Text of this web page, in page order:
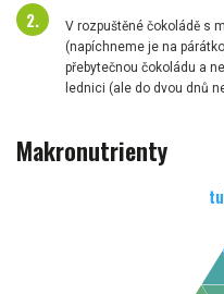
V rozpuštěné čokoládě s
(napíchneme je na
přebytečnou čokoládu a
lednici (ale do dvou dnů
Makronutrienty